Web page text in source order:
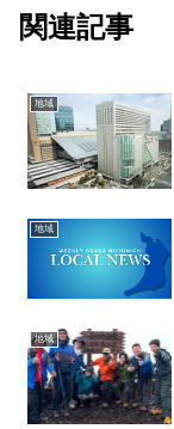
関連記事
地域
地域
地域